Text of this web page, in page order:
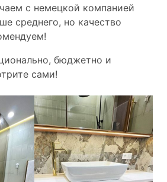
с немецкой компанией
среднего, но качество
бюджетно и
сами!